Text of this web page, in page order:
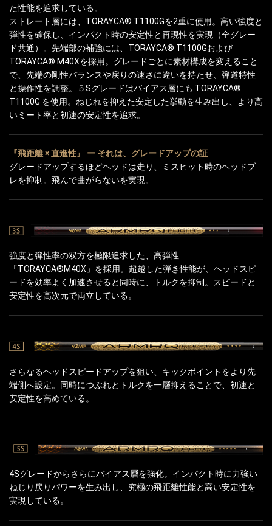
た性能を追求している。
ストレート層には、TORAYCA® T1100Gを2重に使用。高い強度と
弾性を確保し、インパクト時の安定性と再現性を実現（全グレー
ド共通）。先端部の補強には、TORAYCA® T1100Gおよび
TORAYCA® M40Xを採用。グレードごとに素材構成を変えること
で、先端の剛性バランスや戻りの速さに違いを持たせ、弾道特性
と操作性を調整。５Sグレードはバイアス層にも TORAYCA®
T1100G を使用。ねじれを抑えた安定した挙動を生み出し、より高
いミート率と初速の安定性を追求。
『飛距離 × 直進性』 ー それは、グレードアップの証
グレードアップするほどヘッドは走り、ミスヒット時のヘッドブ
レを抑制。飛んで曲がらないを実現。
強度と弾性率の双方を極限追求した、高弾性
「TORAYCA®M40X」を採用。超越した弾き性能が、ヘッドスピ
ードを効率よく加速させると同時に、トルクを抑制。スピードと
安定性を高次元で両立している。
さらなるヘッドスピードアップを狙い、キックポイントをより先
端側へ設定。同時につぶれとトルクを一層抑えることで、初速と
安定性を高めている。
4Sグレードからさらにバイアス層を強化。インパクト時に力強い
ねじり戻りパワーを生み出し、究極の飛距離性能と高い安定性を
実現している。